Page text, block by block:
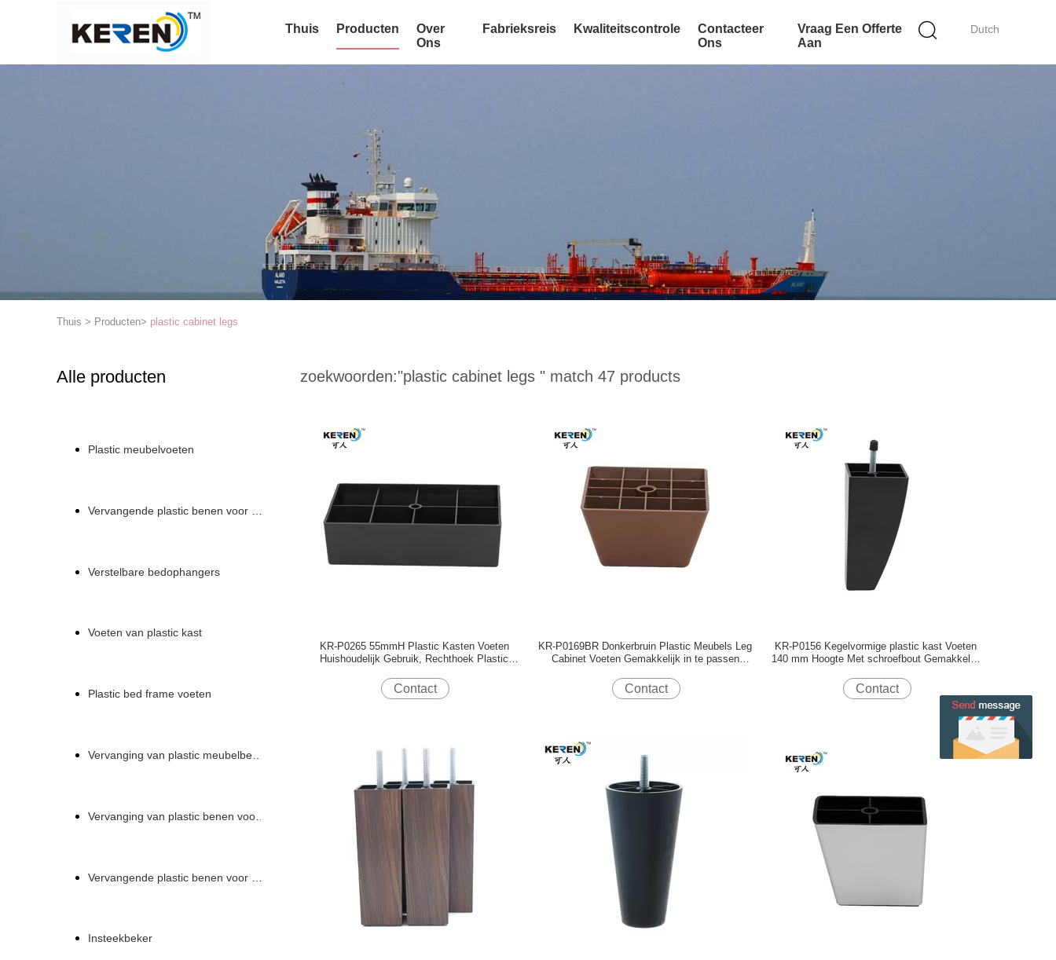
Dutch
Thuis Producten
Over
Ons
Fabrieksreis Kwaliteitscontrole
Contacteer
Ons
Vraag Een Offerte
Aan
Thuis > Producten> plastic cabinet legs
Alle producten
Plastic meubelvoeten
Vervangende plastic benen voor een bank
Verstelbare bedophangers
Voeten van plastic kast
Plastic bed frame voeten
Vervanging van plastic meubelbenen
Vervanging van plastic benen voor een bank
Vervangende plastic benen voor een bank
Insteekbeker
zoekwoorden:"plastic cabinet legs " match 47 products
KR-P0265 55mmH Plastic Kasten Voeten
Huishoudelijk Gebruik, Rechthoek Plastic
Contact
KR-P0169BR Donkerbruin Plastic Meubels Leg
Cabinet Voeten Gemakkelijk in te passen
Contact
KR-P0156 Kegelvormige plastic kast Voeten
140 mm Hoogte Met schroefbout Gemakkelijk
Contact